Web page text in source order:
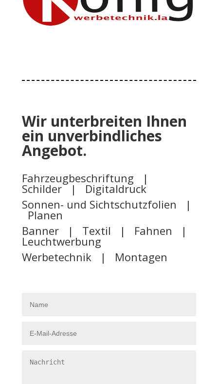
Wir unterbreiten Ihnen
ein unverbindliches
Angebot.
Fahrzeugbeschriftung |
Schilder | Digitaldruck
Sonnen- und Sichtschutzfolien |
Planen
Banner | Textil | Fahnen |
Leuchtwerbung
Werbetechnik | Montagen